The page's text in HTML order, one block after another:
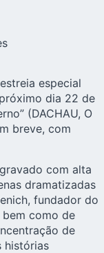
especial
dia 22 de
(DACHAU, O
breve, com
com alta
dramatizadas
fundador do
como de
de
histórias